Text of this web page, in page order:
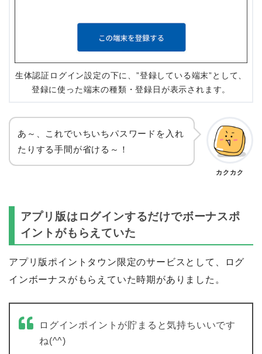
生体認証ログイン設定の下に、”登録している端末”として、
登録に使った端末の種類・登録日が表示されます。
あ～、これでいちいちパスワードを入れ
たりする手間が省ける～！
カクカク
アプリ版はログインするだけでボーナスポ
イントがもらえていた
アプリ版ポイントタウン限定のサービスとして、ログ
インボーナスがもらえていた時期がありました。
ログインポイントが貯まると気持ちいいです
ね(^^)